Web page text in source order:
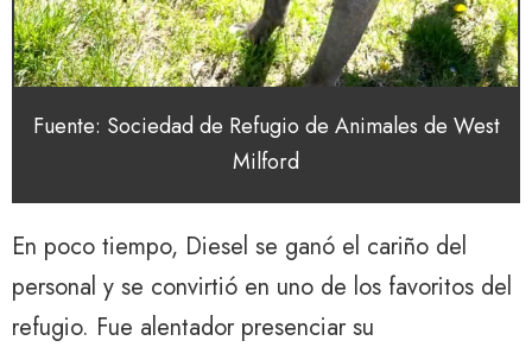
Fuente: Sociedad de Refugio de Animales de West
Milford
En poco tiempo, Diesel se ganó el cariño del
personal y se convirtió en uno de los favoritos del
refugio. Fue alentador presenciar su